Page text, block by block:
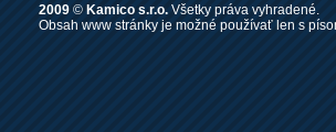
2009 © Kamico s.r.o. Všetky práva vyhradené.
Obsah www stránky je možné používať len s